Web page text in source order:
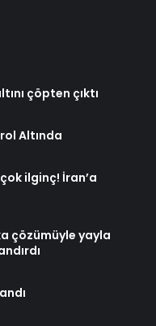
çöpten çıktı
Altında
ilginç! İran’a
çözümüyle yayla